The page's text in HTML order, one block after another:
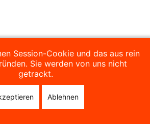
Session-Cookie und das aus rein
Sie werden von uns nicht
getrackt.
Ablehnen